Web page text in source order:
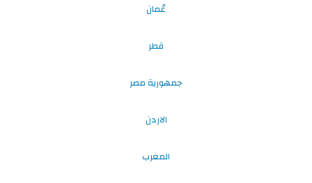
عُمان
قطر
جمهورية مصر
الاردن
المغرب